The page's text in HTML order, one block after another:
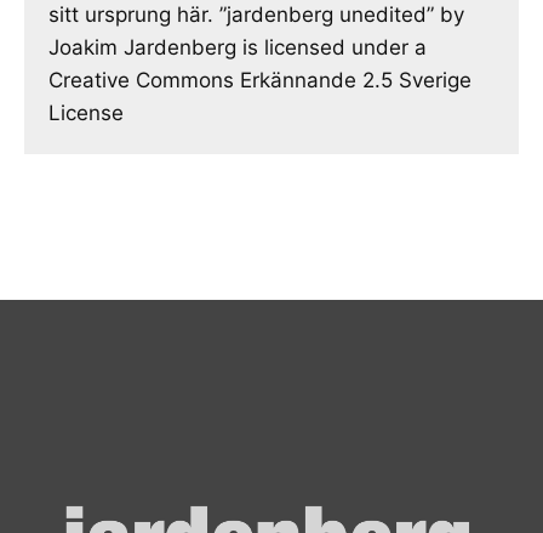
sitt ursprung här. ”jardenberg unedited” by
Joakim Jardenberg is licensed under a
Creative Commons Erkännande 2.5 Sverige
License